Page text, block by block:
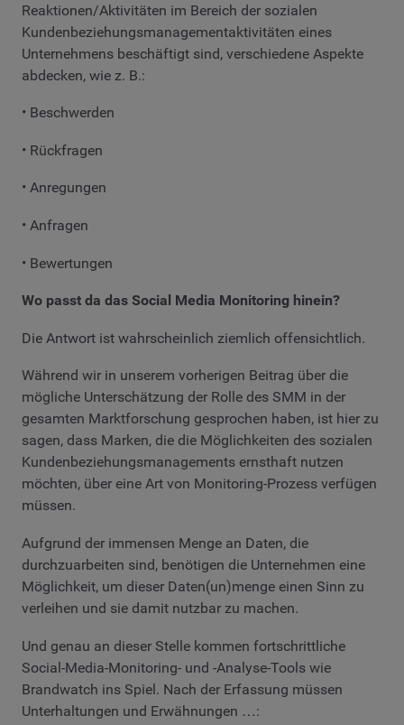
Reaktionen/Aktivitäten im Bereich der sozialen
Kundenbeziehungsmanagementaktivitäten eines
Unternehmens beschäftigt sind, verschiedene Aspekte
abdecken, wie z. B.:
• Beschwerden
• Rückfragen
• Anregungen
• Anfragen
• Bewertungen
Wo passt da das Social Media Monitoring hinein?
Die Antwort ist wahrscheinlich ziemlich offensichtlich.
Während wir in unserem vorherigen Beitrag über die
mögliche Unterschätzung der Rolle des SMM in der
gesamten Marktforschung gesprochen haben, ist hier zu
sagen, dass Marken, die die Möglichkeiten des sozialen
Kundenbeziehungsmanagements ernsthaft nutzen
möchten, über eine Art von Monitoring-Prozess verfügen
müssen.
Aufgrund der immensen Menge an Daten, die
durchzuarbeiten sind, benötigen die Unternehmen eine
Möglichkeit, um dieser Daten(un)menge einen Sinn zu
verleihen und sie damit nutzbar zu machen.
Und genau an dieser Stelle kommen fortschrittliche
Social-Media-Monitoring- und -Analyse-Tools wie
Brandwatch ins Spiel. Nach der Erfassung müssen
Unterhaltungen und Erwähnungen …: